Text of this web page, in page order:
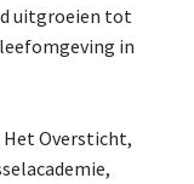
uitgroeien tot
in
Het Oversticht,